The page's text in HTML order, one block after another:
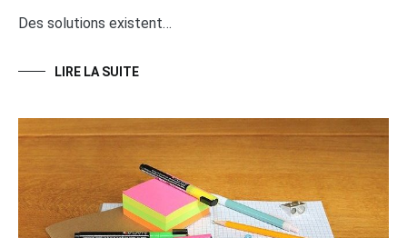
Des solutions existent…
LIRE LA SUITE